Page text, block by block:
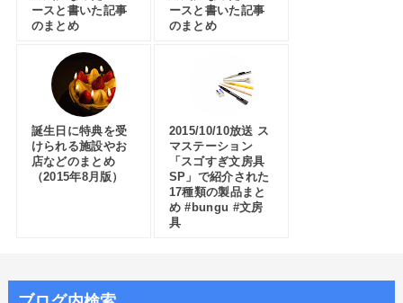
ースと書いた記事
のまとめ
ースと書いた記事
のまとめ
誕生日に特典を受
けられる施設やお
店などのまとめ
（2015年8月版）
2015/10/10放送 ス
マステーション
「スゴすぎ文房具
SP」で紹介された
17種類の製品まと
め #bungu #文房
具